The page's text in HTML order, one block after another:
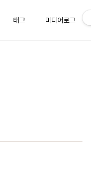
태그 미디어로그